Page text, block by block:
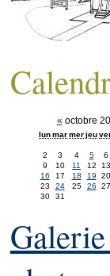
« octobre
lunmarmerjeu
2
3 4 5 6
9
10 11 12 13
16
17 18 19 20
23
24 25 26 27
30
31